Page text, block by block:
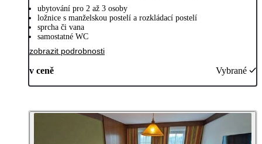
ubytování pro 2 až 3 osoby
ložnice s manželskou postelí a rozkládací postelí
sprcha či vana
samostatné WC
zobrazit podrobnosti
v ceně Vybrané